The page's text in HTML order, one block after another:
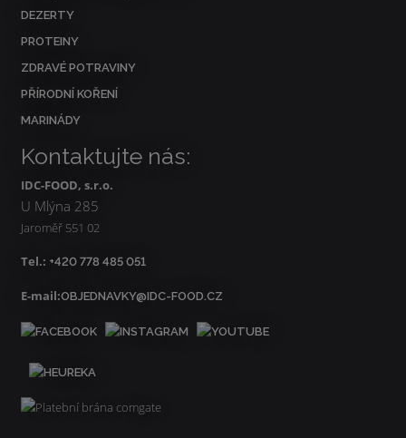
DEZERTY
PROTEINY
ZDRAVÉ POTRAVINY
PŘÍRODNÍ KOŘENÍ
MARINÁDY
Kontaktujte nás:
IDC-FOOD, s.r.o.
U Mlýna 285
Jaroměř 551 02
Tel.: +420 778 485 051
E-mail:OBJEDNAVKY@IDC-FOOD.CZ